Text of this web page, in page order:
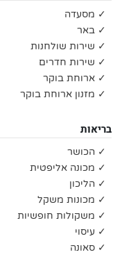
✓ מסעדה
✓ באר
✓ שירות שולחנות
✓ שירות חדרים
✓ ארוחת בוקר
✓ מזנון ארוחת בוקר
בריאות
✓ הכושר
✓ מכונה אליפטית
✓ הליכון
✓ מכונות משקל
✓ משקולות חופשיות
✓ עיסוי
✓ סאונה